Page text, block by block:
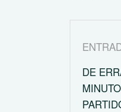
DE